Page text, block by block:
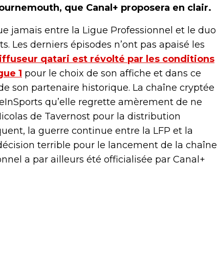
que Canal+ proposera en clair.
jamais entre la Ligue Professionnel et le duo
Les derniers épisodes n’ont pas apaisé les
qatari est révolté par les conditions
1 pour le choix de son affiche et dans ce
son partenaire historique. La chaîne cryptée
qu’elle regrette amèrement de ne
de Tavernost pour la distribution
la guerre continue entre la LFP et la
terrible pour le lancement de la chaîne
a par ailleurs été officialisée par Canal+